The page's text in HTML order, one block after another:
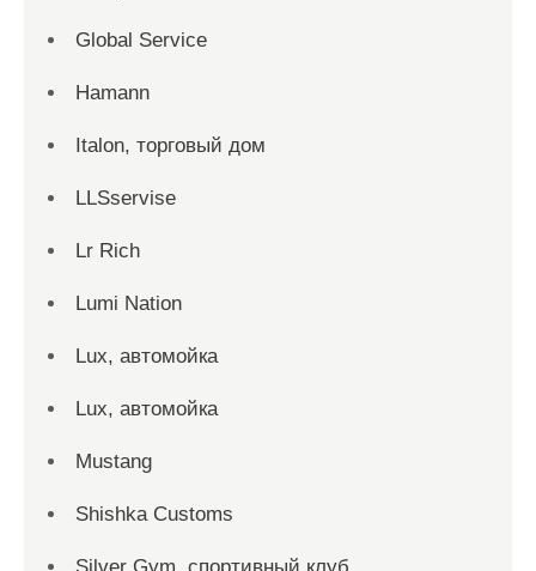
Global Service
Hamann
Italon, торговый дом
LLSservise
Lr Rich
Lumi Nation
Lux, автомойка
Lux, автомойка
Mustang
Shishka Customs